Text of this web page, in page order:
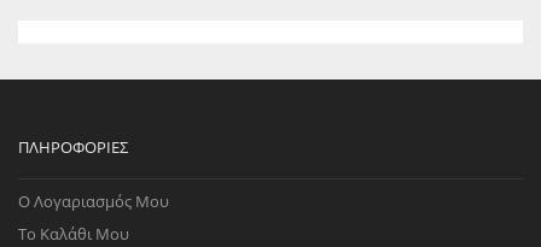
ΠΛΗΡΟΦΟΡΊΕΣ
Ο Λογαριασμός Μου
Το Καλάθι Μου